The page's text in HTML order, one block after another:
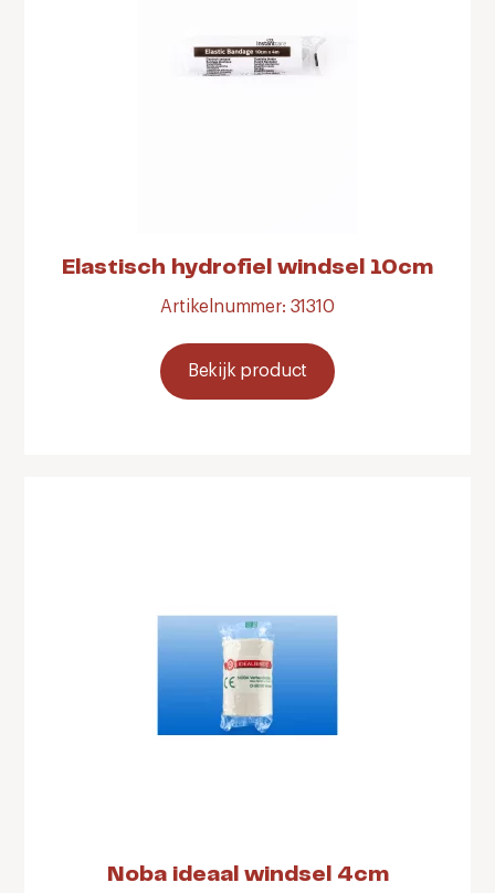
Elastisch hydrofiel windsel 10cm
Artikelnummer: 31310
Bekijk product
Noba ideaal windsel 4cm